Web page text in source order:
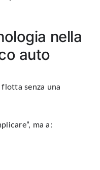
nella
auto
flotta senza una
ma a: